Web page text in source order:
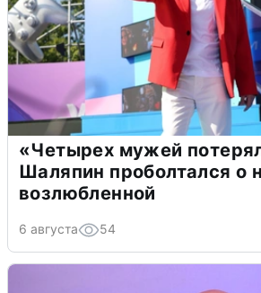
«Четырех мужей
Шаляпин проболтался о
возлюбленной
6 августа 54